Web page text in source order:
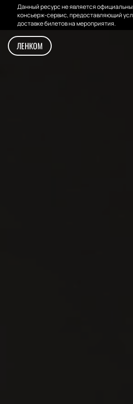
Данный ресурс не является
консьерж-сервис, предоставляющий
доставке билетов на мероприятия.
ЛЕНКОМ